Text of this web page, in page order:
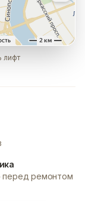
лифт
перед ремонтом